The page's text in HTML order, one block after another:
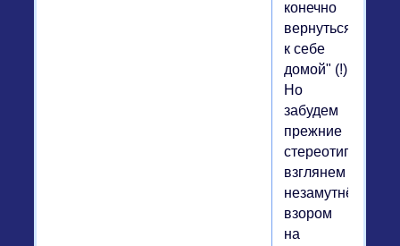
конечно
вернуться
к себе
домой" (!)
Но
забудем
прежние
стереотипы,
взглянем
незамутнённым
взором
на